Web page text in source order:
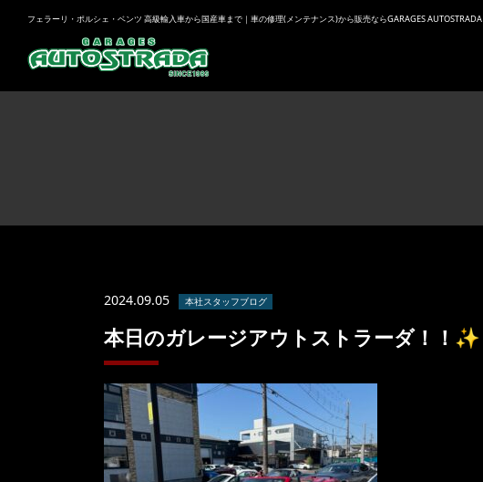
フェラーリ・ポルシェ・ベンツ 高級輸入車から国産車まで｜車の修理(メンテナンス)から販売ならGARAGES AUTOSTRADA
2024.09.05 本社スタッフブログ
本日のガレージアウトストラーダ！！✨